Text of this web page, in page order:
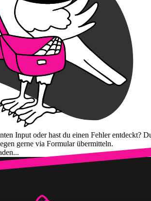
Input oder hast du einen Fehler entdeckt?
gerne via Formular übermitteln.